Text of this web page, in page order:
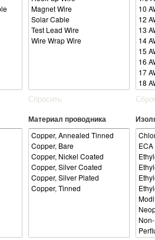
Сбросить
Материал проводника